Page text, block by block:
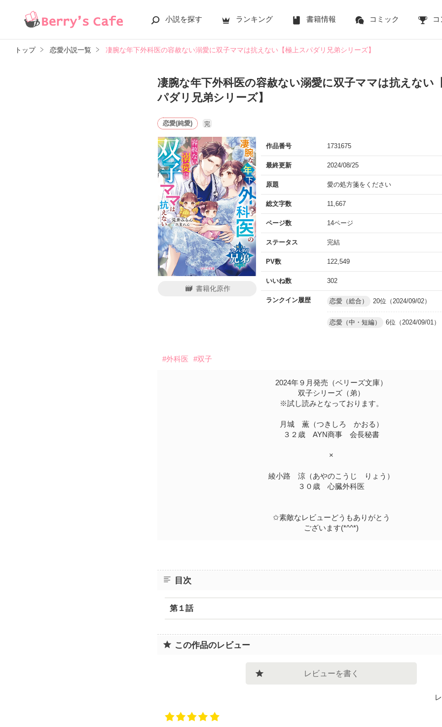
小説を探す ランキング 書籍情報 コミック
トップ 恋愛小説一覧 凄腕な年下外科医の容赦ない溺愛に双子ママは抗えない【極上スパダリ兄弟シリーズ】
凄腕な年下外科医の容赦ない溺愛に双子ママは抗えない
パダリ兄弟シリーズ】
恋愛(純愛) 完
書籍化原作
作品番号 1731675
最終更新 2024/08/25
原題 愛の処方箋をください
総文字数 11,667
ページ数 14ページ
ステータス 完結
PV数 122,549
いいね数 302
ランクイン履歴 恋愛（総合） 20位（2024/09/02）
恋愛（中・短編） 6位（2024/09/01）
#外科医 #双子
2024年９月発売（ベリーズ文庫）
双子シリーズ（弟）
※試し読みとなっております。
月城 薫（つきしろ かおる）
３２歳 AYN商事 会長秘書
×
綾小路 涼（あやのこうじ りょう）
３０歳 心臓外科医
✩素敵なレビューどうもありがとう
ございます(*^^*)
目次
第１話
この作品のレビュー
レビューを書く